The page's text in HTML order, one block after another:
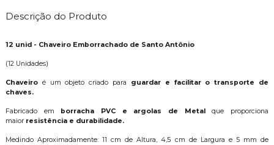
Descrição do Produto
12 unid - Chaveiro Emborrachado de Santo Antônio
(12 Unidades)
Chaveiroé um objeto criado para guardar e facilitar o transporte de
chaves.
Fabricado em borracha PVC e argolas de Metalque proporciona
maior resistência e durabilidade.
Medindo Aproximadamente: 11 cm de Altura, 4,5 cm de Largura e 5 mm de